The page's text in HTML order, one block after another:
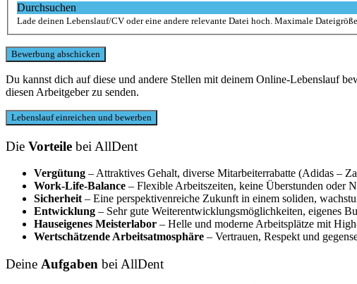
Durchsuchen
Lade deinen Lebenslauf/CV oder eine andere relevante Datei hoch. Maximale
Du kannst dich auf diese und andere Stellen mit deinem Online-Lebenslauf
diesen Arbeitgeber zu senden.
Die Vorteile bei AllDent
Vergütung – Attraktives Gehalt, diverse Mitarbeiterrabatte (Adidas –
Work-Life-Balance – Flexible Arbeitszeiten, keine Überstunden oder
Sicherheit – Eine perspektivenreiche Zukunft in einem soliden,
Entwicklung – Sehr gute Weiterentwicklungsmöglichkeiten, eigenes
Hauseigenes Meisterlabor – Helle und moderne Arbeitsplätze mit
Wertschätzende Arbeitsatmosphäre – Vertrauen, Respekt und
Deine Aufgaben bei AllDent